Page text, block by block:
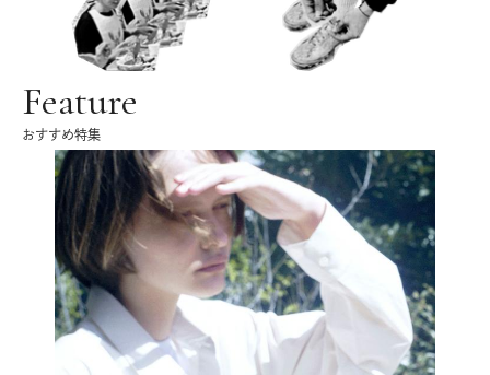
Feature
おすすめ特集